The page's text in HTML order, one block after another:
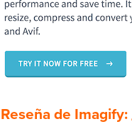
Reseña de